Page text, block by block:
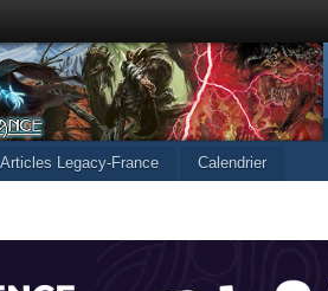
Articles Legacy-France Calendrier